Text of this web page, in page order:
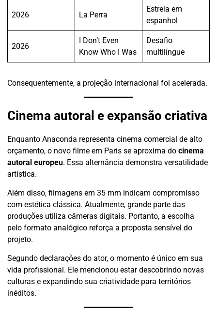
2026 La Perra
Estreia em
espanhol
2026
I Don’t Even
Know Who I Was
Desafio
multilíngue
Consequentemente, a projeção internacional foi acelerada.
Cinema autoral e expansão criativa
Enquanto Anaconda representa cinema comercial de alto
orçamento, o novo filme em Paris se aproxima do cinema
autoral europeu. Essa alternância demonstra versatilidade
artística.
Além disso, filmagens em 35 mm indicam compromisso
com estética clássica. Atualmente, grande parte das
produções utiliza câmeras digitais. Portanto, a escolha
pelo formato analógico reforça a proposta sensível do
projeto.
Segundo declarações do ator, o momento é único em sua
vida profissional. Ele mencionou estar descobrindo novas
culturas e expandindo sua criatividade para territórios
inéditos.